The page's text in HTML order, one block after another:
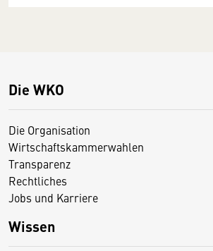
Die WKO
Die Organisation
Wirtschaftskammerwahlen
Transparenz
Rechtliches
Jobs und Karriere
Wissen